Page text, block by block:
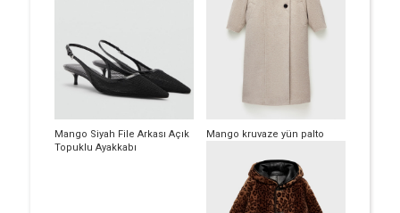
Mango Siyah File Arkası Açık
Topuklu Ayakkabı
Mango kruvaze yün palto